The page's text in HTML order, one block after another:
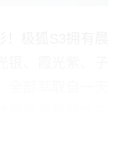
缕晨光，给你早